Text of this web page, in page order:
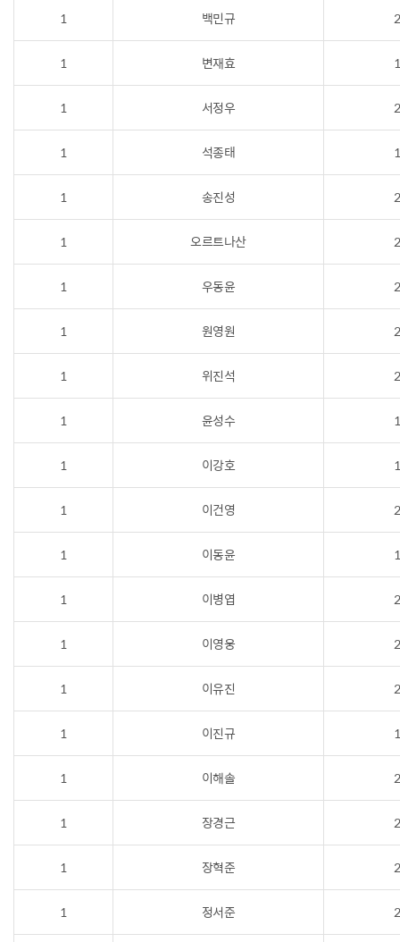
1 백민규
1 변재효
1 서정우
1 석종태
1 송진성
1 오르트나산
1 우동윤
1 원영원
1 위진석
1 윤성수
1 이강호
1 이건영
1 이동윤
1 이병엽
1 이영웅
1 이유진
1 이진규
1 이해솔
1 장경근
1 장혁준
1 정서준